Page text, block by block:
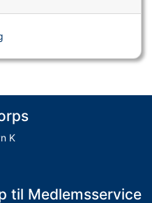
K
til Medlemsservice